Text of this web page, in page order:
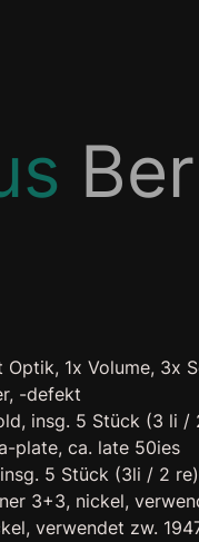
1x Volume, 3x
-defekt
insg. 5 Stück (3 li /
plate, ca. late 50ies
5 Stück (3li / 2 re)
3+3, nickel,
verwendet zw.